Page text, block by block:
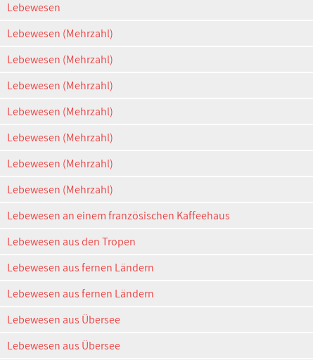
Lebewesen
Lebewesen (Mehrzahl)
Lebewesen (Mehrzahl)
Lebewesen (Mehrzahl)
Lebewesen (Mehrzahl)
Lebewesen (Mehrzahl)
Lebewesen (Mehrzahl)
Lebewesen (Mehrzahl)
Lebewesen an einem französischen Kaffeehaus
Lebewesen aus den Tropen
Lebewesen aus fernen Ländern
Lebewesen aus fernen Ländern
Lebewesen aus Übersee
Lebewesen aus Übersee